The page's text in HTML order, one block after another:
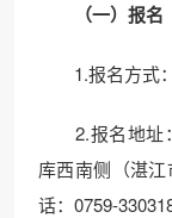
（一）报名
1.报名方式：
2.报名地址：
库西南侧（湛
话：0759-